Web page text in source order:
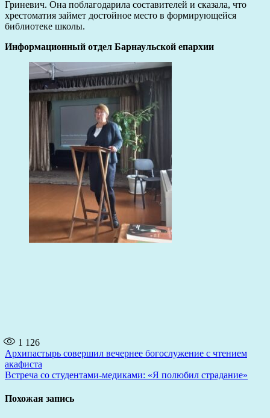
Гриневич. Она поблагодарила составителей и сказала, что
хрестоматия займет достойное место в формирующейся
библиотеке школы.
Информационный отдел Барнаульской епархии
1 126
Навигация
по
Архипастырь совершил вечернее богослужение с чтением
акафиста
Встреча со студентами-медиками: «Я полюбил страдание»
Похожая запись